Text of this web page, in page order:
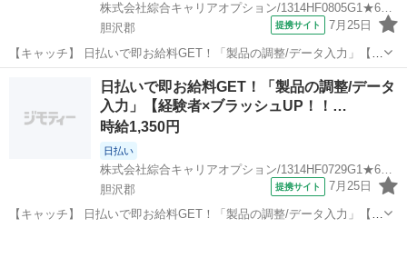
株式会社綜合キャリアオプション/1314HF0805G1★68-N
胆沢郡
提携サイト 7月25日
【キャッチ】 日払いで即お給料GET！「製品の調整/データ入力」【ア
ナタのスキル活かしませんか？】程よい残業でお小遣い稼ぎ♪ヘアカラ
い方も大歓迎！ 「未経...
胆沢郡 一般事務
日払いで即お給料GET！「製品の調整/データ
入力」【経験者×ブラッシュUP！！…
時給1,350円
日払い
株式会社綜合キャリアオプション/1314HF0729G1★64-N
胆沢郡
提携サイト 7月25日
【キャッチ】 日払いで即お給料GET！「製品の調整/データ入力」【経